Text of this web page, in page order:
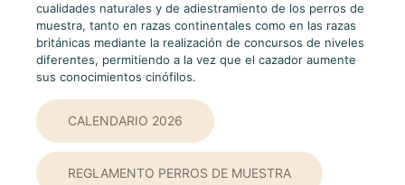
cualidades naturales y de adiestramiento de los perros de
muestra, tanto en razas continentales como en las razas
británicas mediante la realización de concursos de niveles
diferentes, permitiendo a la vez que el cazador aumente
sus conocimientos cinófilos.
CALENDARIO 2026
REGLAMENTO PERROS DE MUESTRA